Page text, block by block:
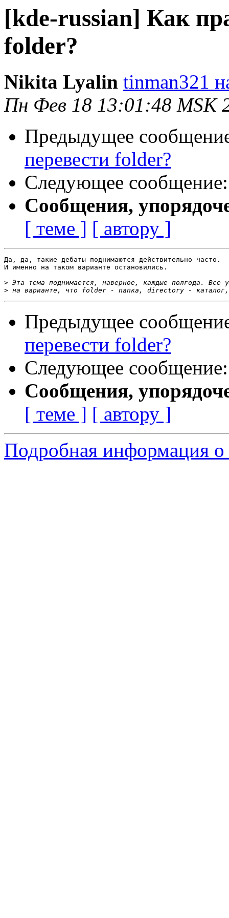
[kde-russian] Как
folder?
Nikita Lyalin tinman321
Пн Фев 18 13:01:48 MSK
Предыдущее
перевести folder?
Следующее
Сообщения,
[ теме ] [ автору ]
Да, да, такие дебаты поднимаются действительно часто.
И именно на таком варианте остановились.
>
>
Предыдущее
перевести folder?
Следующее
Сообщения,
[ теме ] [ автору ]
Подробная информация о